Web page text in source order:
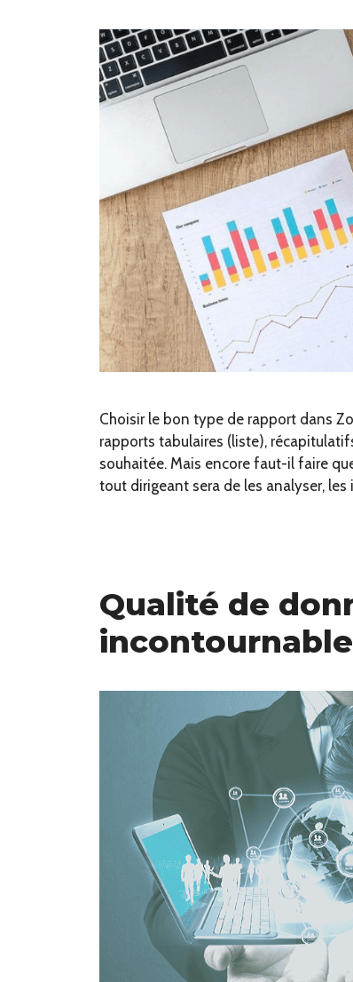
Choisir le bon type de rapport dans
rapports tabulaires (liste),
souhaitée. Mais encore faut-il faire
tout dirigeant sera de les analyser,
Qualité de